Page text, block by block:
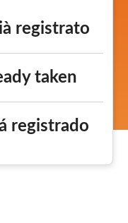
registrato
taken
registrado